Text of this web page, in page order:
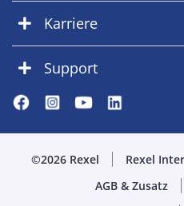
Karriere
Support
©2026 Rexel Rexel
AGB & Zusatz